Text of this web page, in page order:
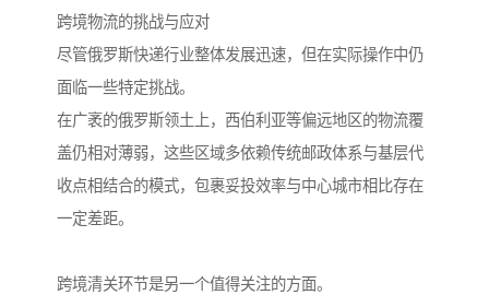
跨境物流的挑战与应对
尽管俄罗斯快递行业整体发展迅速，但在实际操作中仍
面临一些特定挑战。
在广袤的俄罗斯领土上，西伯利亚等偏远地区的物流覆
盖仍相对薄弱，这些区域多依赖传统邮政体系与基层代
收点相结合的模式，包裹妥投效率与中心城市相比存在
一定差距。
跨境清关环节是另一个值得关注的方面。